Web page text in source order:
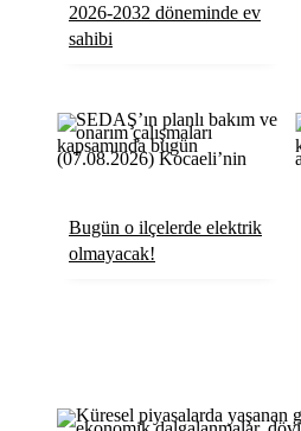
2026-2032 döneminde ev
sahibi
Bugün o ilçelerde elektrik
olmayacak!